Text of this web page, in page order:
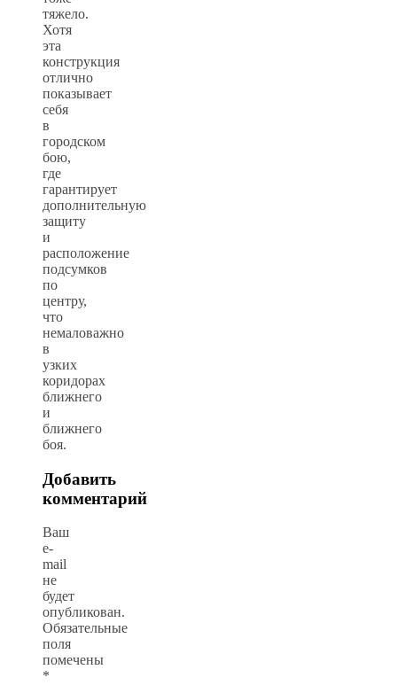
тяжело.
Хотя
эта
конструкция
отлично
показывает
себя
в
городском
бою,
где
гарантирует
дополнительную
защиту
и
расположение
подсумков
по
центру,
что
немаловажно
в
узких
коридорах
ближнего
и
ближнего
боя.
Добавить
комментарий
Ваш
e-
mail
не
будет
опубликован.
Обязательные
поля
помечены
*